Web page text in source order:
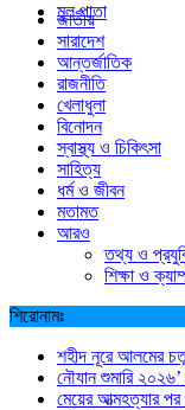
মুল পাতা
জাতীয়
সারাদেশ
আন্তর্জাতিক
রাজনীতি
খেলাধুলা
বিনোদন
স্বাস্থ্য ও চিকিৎসা
সাহিত্য
ধর্ম ও জীবন
মতামত
আরও
তথ্য ও
শিক্ষা ও
শিরোনামঃ
শহীদ নূরে আলমের
নৌযান শুমারি
মেয়ের আত্মহত্যার